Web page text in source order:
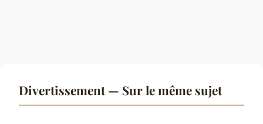
Divertissement — Sur le même sujet